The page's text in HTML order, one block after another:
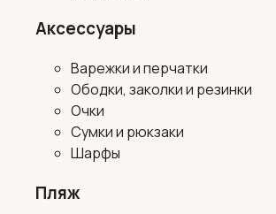
Аксессуары
Варежки и перчатки
Ободки, заколки и резинки
Очки
Сумки и рюкзаки
Шарфы
Пляж